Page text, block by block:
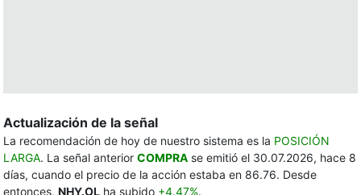
Actualización de la señal
La recomendación de hoy de nuestro sistema es la POSICIÓN
LARGA. La señal anterior COMPRA se emitió el 30.07.2026, hace 8
días, cuando el precio de la acción estaba en 86.76. Desde
entonces, NHY.OL ha subido +4.47%.